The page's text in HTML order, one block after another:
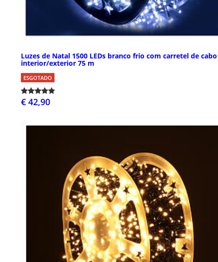
Luzes de Natal 1500 LEDs branco frio com carretel de cabo
interior/exterior 75 m
ESGOTADO
€ 42,90